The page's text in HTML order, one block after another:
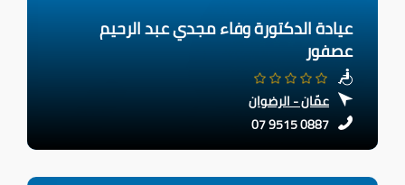
عيادة الدكتورة وفاء مجدي عبد الرحيم
عصفور
عمّان - الرضوان
07 9515 0887